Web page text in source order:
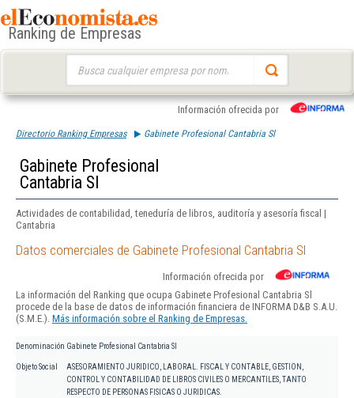
Ranking de Empresas
Información ofrecida por
Directorio Ranking Empresas Gabinete Profesional Cantabria Sl
Gabinete Profesional
Cantabria Sl
Actividades de contabilidad, teneduría de libros, auditoría y asesoría fiscal |
Cantabria
Datos comerciales de Gabinete Profesional Cantabria Sl
Información ofrecida por
La información del Ranking que ocupa Gabinete Profesional Cantabria Sl
procede de la base de datos de información financiera de INFORMA D&B S.A.U.
(S.M.E.). Más información sobre el Ranking de Empresas.
Denominación Gabinete Profesional Cantabria Sl
Objeto Social
ASESORAMIENTO JURIDICO, LABORAL. FISCAL Y CONTABLE, GESTION,
CONTROL Y CONTABILIDAD DE LIBROS CIVILES O MERCANTILES, TANTO
RESPECTO DE PERSONAS FISICAS O JURIDICAS.